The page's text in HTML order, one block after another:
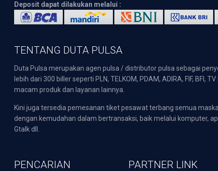
Deposit dapat dilakukan melalui :
TENTANG DUTA PULSA
Duta Pulsa merupakan agen pulsa / distributor pulsa sebagai
lebih dari 300 biller seperti PLN, TELKOM, PDAM, ADIRA, FIF,
macam produk dan layanan lainnya.
Kini juga tersedia pemesanan tiket pesawat terbang semua
dengan kemudahan dalam bertransaksi, baik melalui komputer,
Gtalk dll.
PENCARIAN PARTNER LINK